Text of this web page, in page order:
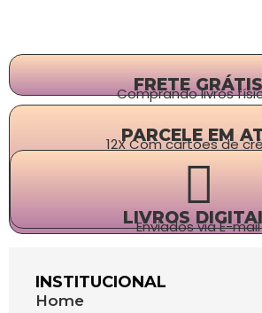
FRETE GRÁTIS
Comprando livros
PARCELE EM
12X Com cartões de
LIVROS
Enviados via E-mail
INSTITUCIONAL
Home